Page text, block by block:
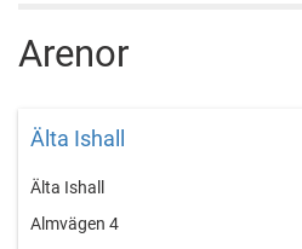
Arenor
Älta Ishall
Älta Ishall
Almvägen 4